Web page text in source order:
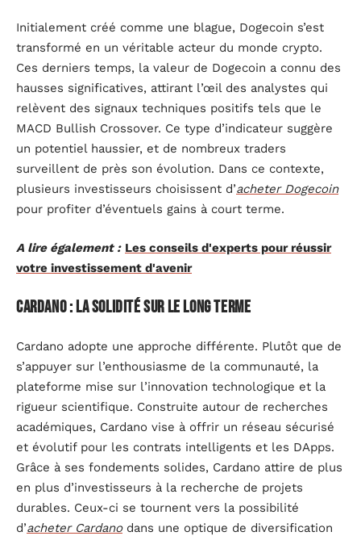
Initialement créé comme une blague, Dogecoin s’est
transformé en un véritable acteur du monde crypto.
Ces derniers temps, la valeur de Dogecoin a connu des
hausses significatives, attirant l’œil des analystes qui
relèvent des signaux techniques positifs tels que le
MACD Bullish Crossover. Ce type d’indicateur suggère
un potentiel haussier, et de nombreux traders
surveillent de près son évolution. Dans ce contexte,
plusieurs investisseurs choisissent d’acheter Dogecoin
pour profiter d’éventuels gains à court terme.
A lire également : Les conseils d'experts pour réussir
votre investissement d'avenir
Cardano : la solidité sur le long terme
Cardano adopte une approche différente. Plutôt que de
s’appuyer sur l’enthousiasme de la communauté, la
plateforme mise sur l’innovation technologique et la
rigueur scientifique. Construite autour de recherches
académiques, Cardano vise à offrir un réseau sécurisé
et évolutif pour les contrats intelligents et les DApps.
Grâce à ses fondements solides, Cardano attire de plus
en plus d’investisseurs à la recherche de projets
durables. Ceux-ci se tournent vers la possibilité
d’acheter Cardanodans une optique de diversification